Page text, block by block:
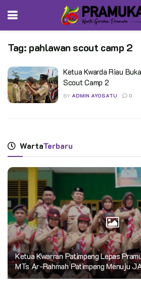
Tag: pahlawan scout camp 2
Ketua Kwarda Riau
Scout Camp 2
BY ADMIN AYOSATU 0
WartaTerbaru
Ketua Kwarran Patimpeng Lepas
MTs Ar-Rahmah Patimpeng Menuju